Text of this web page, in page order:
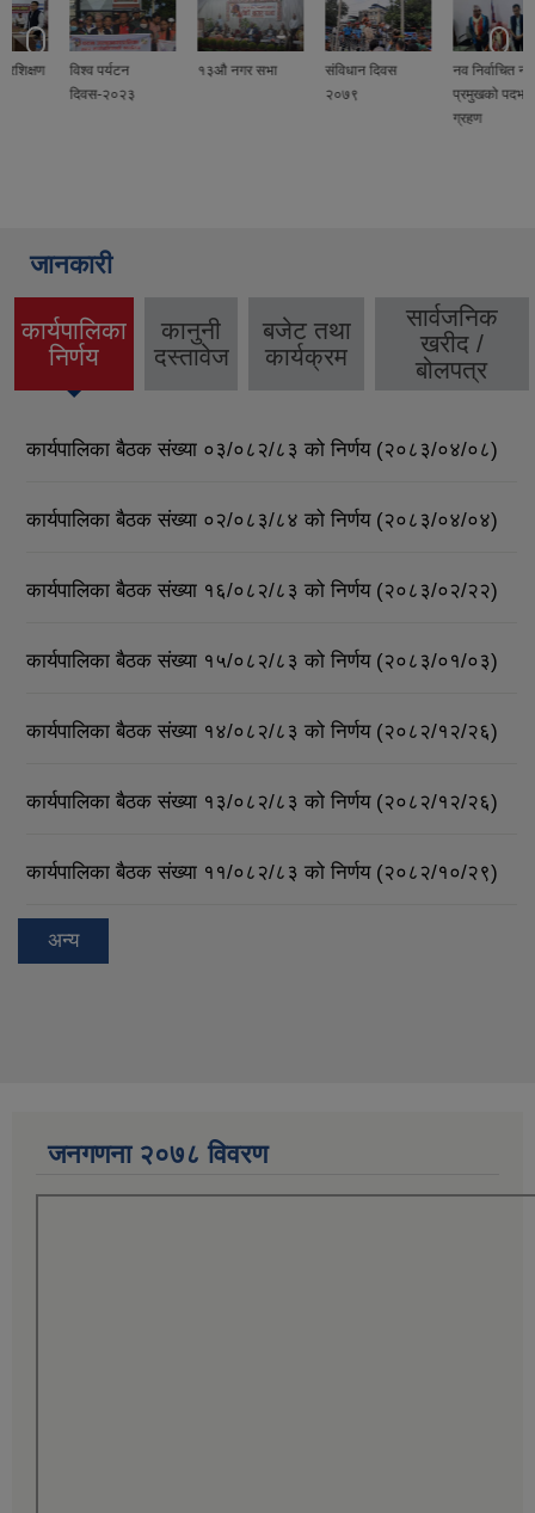
विश्व पर्यटन
दिवस-२०२३
१३औ नगर सभा
संविधान दिवस
नव निर्वाचित नगर
प्रमुखको पदभार
जानकारी
कार्यपालिका
निर्णय
(active
कानुनी
दस्तावेज
बजेट तथा
कार्यक्रम
सार्वजनिक
खरीद /
बोलपत्र
कार्यपालिका बैठक संख्या ०३/०८२/८३ को निर्णय (२०८३/०४/०८)
कार्यपालिका बैठक संख्या ०२/०८३/८४ को निर्णय (२०८३/०४/०४)
कार्यपालिका बैठक संख्या १६/०८२/८३ को निर्णय (२०८३/०२/२२)
कार्यपालिका बैठक संख्या १५/०८२/८३ को निर्णय (२०८३/०१/०३)
कार्यपालिका बैठक संख्या १४/०८२/८३ को निर्णय (२०८२/१२/२६)
कार्यपालिका बैठक संख्या १३/०८२/८३ को निर्णय (२०८२/१२/२६)
कार्यपालिका बैठक संख्या ११/०८२/८३ को निर्णय (२०८२/१०/२९)
अन्य
जनगणना २०७८ विवरण